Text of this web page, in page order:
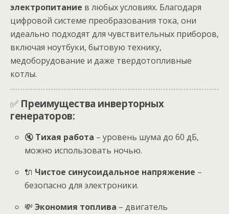
электропитание в любых условиях. Благодаря
цифровой системе преобразования тока, они
идеально подходят для чувствительных приборов,
включая ноутбуки, бытовую технику,
медоборудование и даже твердотопливные
котлы.
✅ Преимущества инверторных
генераторов:
🔇 Тихая работа – уровень шума до 60 дБ,
можно использовать ночью.
🔌 Чистое синусоидальное напряжение –
безопасно для электроники.
💸Экономия топлива – двигатель